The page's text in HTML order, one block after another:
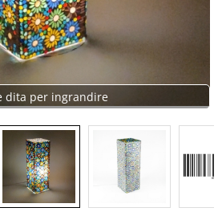
dita per ingrandire